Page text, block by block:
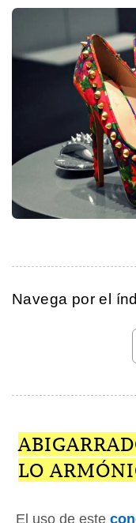
Navega por el
LO
El uso de este